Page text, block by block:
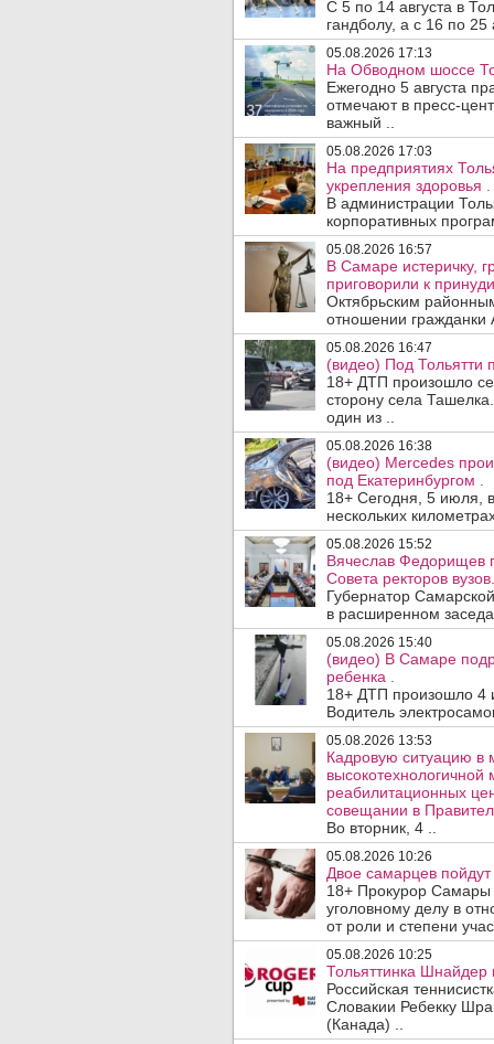
С 5 по 14 августа в
гандболу, а с 16 по
05.08.2026 17:13
На Обводном шоссе
Ежегодно 5 августа
отмечают в пресс-
важный ..
05.08.2026 17:03
На предприятиях
укрепления здоровья .
В администрации
корпоративных
05.08.2026 16:57
В Самаре истеричку,
приговорили к
Октябрьским
отношении гражданки
05.08.2026 16:47
(видео) Под Тольятти
18+ ДТП произошло
сторону села
один из ..
05.08.2026 16:38
(видео) Mercedes
под Екатеринбургом .
18+ Сегодня, 5 июля,
нескольких
05.08.2026 15:52
Вячеслав Федорищев
Совета ректоров вузов.
Губернатор
в расширенном
05.08.2026 15:40
(видео) В Самаре
ребенка .
18+ ДТП произошло
Водитель
05.08.2026 13:53
Кадровую ситуацию в
реабилитационных
совещании в
Во вторник, 4 ..
05.08.2026 10:26
Двое самарцев пойдут
18+ Прокурор Самары
уголовному делу в
от роли и степени
05.08.2026 10:25
Тольяттинка Шнайдер
Российская
Словакии Ребекку
(Канада) ..